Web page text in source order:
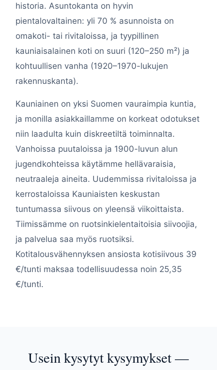
historia. Asuntokanta on hyvin
pientalovaltainen: yli 70 % asunnoista on
omakoti- tai rivitaloissa, ja tyypillinen
kauniaisalainen koti on suuri (120–250 m²) ja
kohtuullisen vanha (1920–1970-lukujen
rakennuskanta).
Kauniainen on yksi Suomen vauraimpia kuntia,
ja monilla asiakkaillamme on korkeat odotukset
niin laadulta kuin diskreetiltä toiminnalta.
Vanhoissa puutaloissa ja 1900-luvun alun
jugendkohteissa käytämme hellävaraisia,
neutraaleja aineita. Uudemmissa rivitaloissa ja
kerrostaloissa Kauniaisten keskustan
tuntumassa siivous on yleensä viikoittaista.
Tiimissämme on ruotsinkielentaitoisia siivoojia,
ja palvelua saa myös ruotsiksi.
Kotitalousvähennyksen ansiosta kotisiivous 39
€/tunti maksaa todellisuudessa noin 25,35
€/tunti.
Usein kysytyt kysymykset —